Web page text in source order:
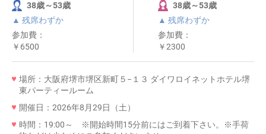
38歳～53歳
▲ 残席わずか
参加費：
￥6500
38歳～53歳
▲ 残席わずか
参加費：
￥2300
場所：大阪府堺市堺区新町５−１３ ダイワロイネットホテル堺
東パーティールーム
開催日：2026年8月29日（土）
時間：19:00～ ※開始時間15分前にはご到着下さい。※手荷